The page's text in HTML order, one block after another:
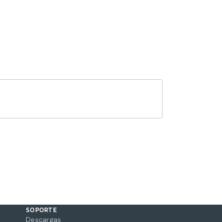
SOPORTE
Descargas